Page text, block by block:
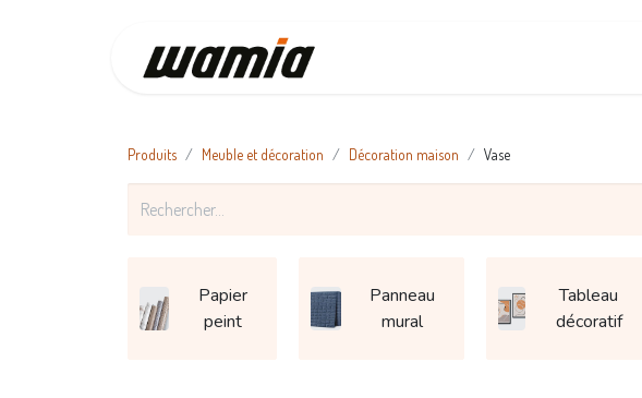
Produits Meuble et décoration Décoration maison Vase
Papier
peint
Panneau
mural
Tableau
décoratif